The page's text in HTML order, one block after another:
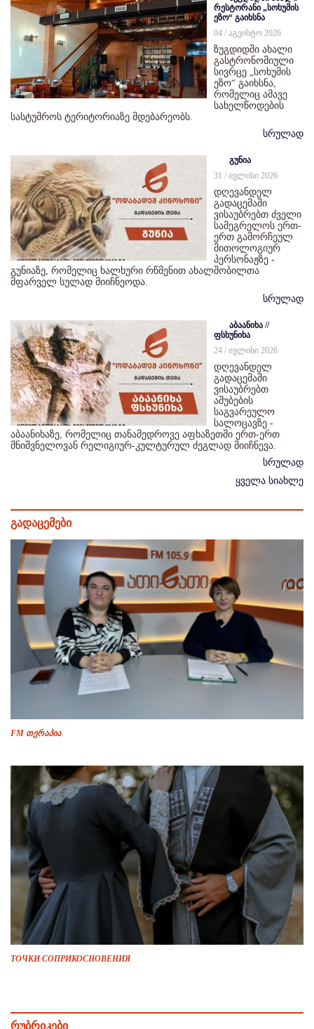
რესტორანი „სოხუმის
ეზო“ გაიხსნა
04 / აგვისტო 2026
ზუგდიდში ახალი
გასტრონომიული
სივრცე „სოხუმის
ეზო“ გაიხსნა,
რომელიც ამავე
სახელწოდების
სასტუმროს ტერიტორიაზე მდებარეობს.
სრულად
გუნია
31 / ივლისი 2026
დღევანდელ
გადაცემაში
ვისაუბრებთ ძველი
სამეგრელოს ერთ-
ერთ გამორჩეულ
მითოლოგიურ
პერსონაჟზე -
გუნიაზე, რომელიც ხალხური რწმენით ახალშობილთა
მფარველ სულად მიიჩნეოდა.
სრულად
აბაანიხა //
ფსხუნიხა
24 / ივლისი 2026
დღევანდელ
გადაცემაში
ვისაუბრებთ
აშუბების
საგვარეულო
სალოცავზე -
აბაანიხაზე, რომელიც თანამედროვე აფხაზეთში ერთ-ერთ
მნიშვნელოვან რელიგიურ-კულტურულ ძეგლად მიიჩნევა.
სრულად
ყველა სიახლე
გადაცემები
FM თერაპია
ТОЧКИ СОПРИКОСНОВЕНИЯ
რუბრიკები